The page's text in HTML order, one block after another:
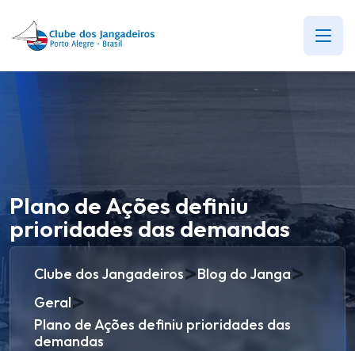
Plano de Ações definiu
prioridades das demandas
Clube dos Jangadeiros>Blog do Janga>
Geral>
Plano de Ações definiu prioridades das
demandas